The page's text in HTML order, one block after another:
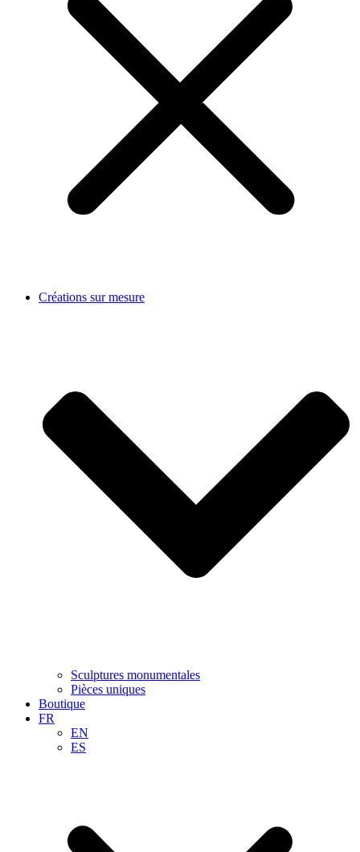
Créations sur mesure
Sculptures monumentales
Pièces uniques
Boutique
FR
EN
ES